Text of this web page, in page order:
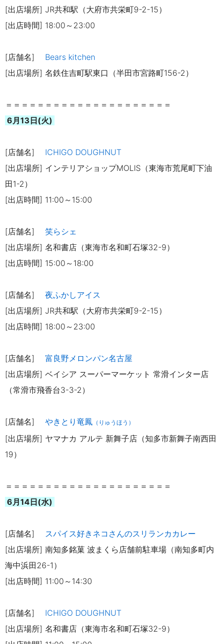
[出店場所] JR共和駅（大府市共栄町9-2-15）
[出店時間] 18:00～23:00
[店舗名] Bears kitchen
[出店場所] 名鉄住吉町駅東口（半田市宮路町156-2）
＝＝＝＝＝＝＝＝＝＝＝＝＝＝＝＝＝＝＝＝＝
6月13日(火)
[店舗名] ICHIGO DOUGHNUT
[出店場所] インテリアショップMOLIS（東海市荒尾町下油
田1-2）
[出店時間] 11:00～15:00
[店舗名] 笑らシェ
[出店場所] 名和書店（東海市名和町石塚32-9）
[出店時間] 15:00～18:00
[店舗名] 夜ふかしアイス
[出店場所] JR共和駅（大府市共栄町9-2-15）
[出店時間] 18:00～23:00
[店舗名] 富良野メロンパン名古屋
[出店場所] ベイシア スーパーマーケット 常滑インター店
（常滑市飛香台3-3-2）
[店舗名] やきとり竜鳳 （りゅうほう）
[出店場所] ヤマナカ アルテ 新舞子店（知多市新舞子南西田
19）
＝＝＝＝＝＝＝＝＝＝＝＝＝＝＝＝＝＝＝＝＝
6月14日(水)
[店舗名] スパイス好きネコさんのスリランカカレー
[出店場所] 南知多銘菓 波まくら店舗前駐車場（南知多町内
海中浜田26-1）
[出店時間] 11:00～14:30
[店舗名] ICHIGO DOUGHNUT
[出店場所] 名和書店（東海市名和町石塚32-9）